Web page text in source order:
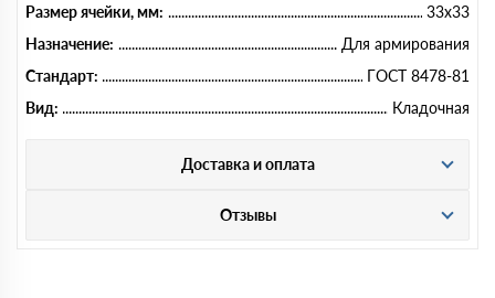
Размер ячейки, мм:
33х33
Назначение:
Для армирования
Стандарт:
ГОСТ 8478-81
Вид:
Кладочная
Доставка и оплата
Отзывы